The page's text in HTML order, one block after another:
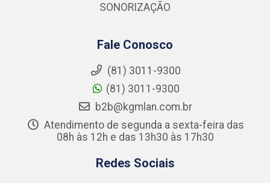
SONORIZAÇÃO
Fale Conosco
(81) 3011-9300
(81) 3011-9300
b2b@kgmlan.com.br
Atendimento de segunda a sexta-feira das
08h às 12h e das 13h30 às 17h30
Redes Sociais